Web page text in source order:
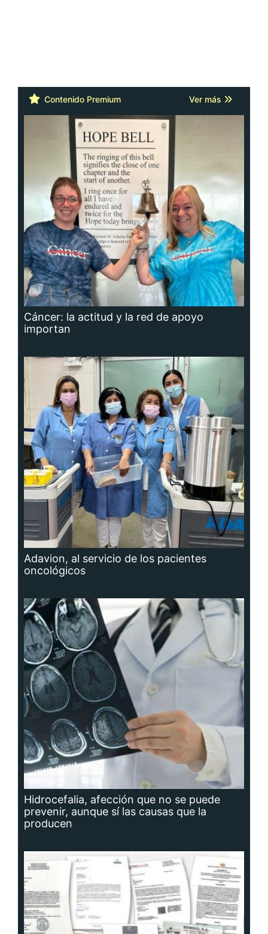
Contenido Premium Ver más
Cáncer: la actitud y la red de apoyo
importan
Adavion, al servicio de los pacientes
oncológicos
Hidrocefalia, afección que no se puede
prevenir, aunque sí las causas que la
producen